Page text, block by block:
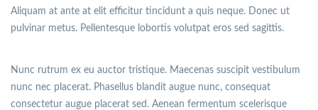
Aliquam at ante at elit efficitur tincidunt a quis neque. Donec ut
pulvinar metus. Pellentesque lobortis volutpat eros sed sagittis.
Nunc rutrum ex eu auctor tristique. Maecenas suscipit vestibulum
nunc nec placerat. Phasellus blandit augue nunc, consequat
consectetur augue placerat sed. Aenean fermentum scelerisque